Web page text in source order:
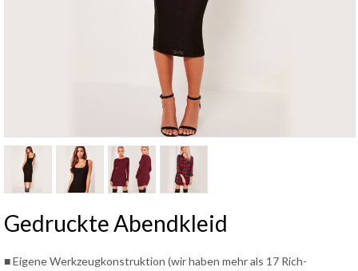
Gedruckte Abendkleid
■ Eigene Werkzeugkonstruktion (wir haben mehr als 17 Rich-